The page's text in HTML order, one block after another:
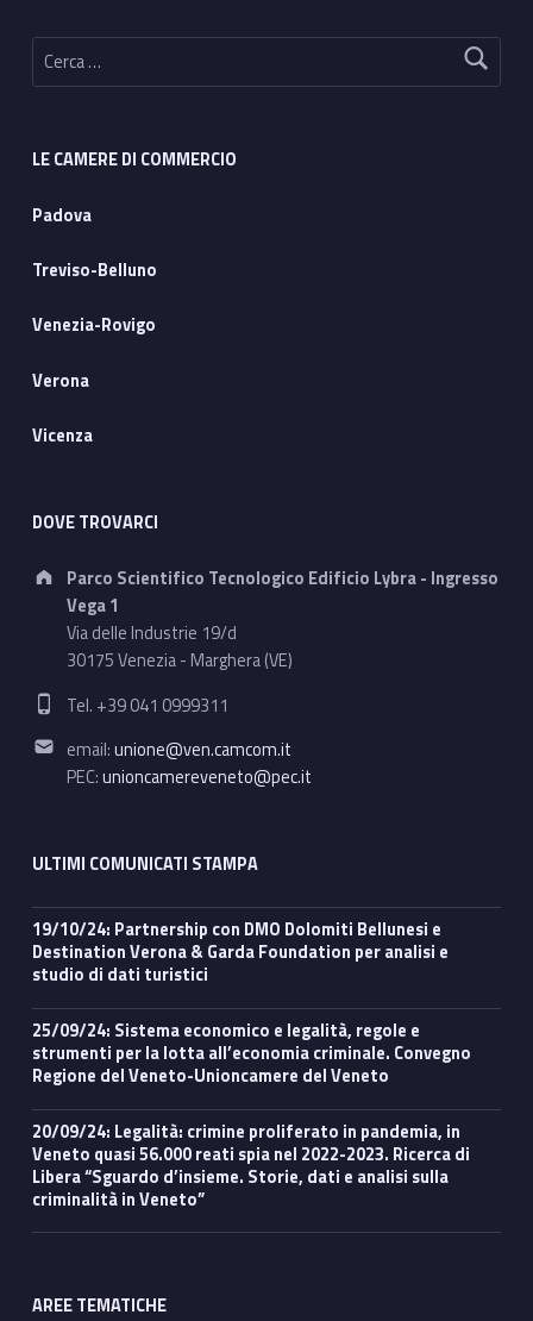
Ricerca per:
LE CAMERE DI COMMERCIO
Padova
Treviso-Belluno
Venezia-Rovigo
Verona
Vicenza
DOVE TROVARCI
Address:
Parco Scientifico Tecnologico Edificio Lybra - Ingresso
Vega 1
Via delle Industrie 19/d
30175 Venezia - Marghera (VE)
Phone number:
Tel. +39 041 0999311
Email address:
email:unione@ven.camcom.it
PEC:unioncamereveneto@pec.it
ULTIMI COMUNICATI STAMPA
19/10/24: Partnership con DMO Dolomiti Bellunesi e
Destination Verona & Garda Foundation per analisi e
studio di dati turistici
25/09/24: Sistema economico e legalità, regole e
strumenti per la lotta all’economia criminale. Convegno
Regione del Veneto-Unioncamere del Veneto
20/09/24: Legalità: crimine proliferato in pandemia, in
Veneto quasi 56.000 reati spia nel 2022-2023. Ricerca di
Libera “Sguardo d’insieme. Storie, dati e analisi sulla
criminalità in Veneto”
AREE TEMATICHE